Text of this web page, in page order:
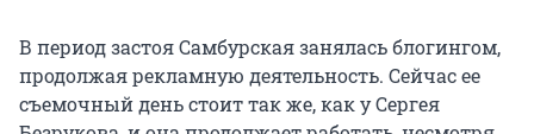
В период застоя Самбурская занялась блогингом,
продолжая рекламную деятельность. Сейчас ее
съемочный день стоит так же, как у Сергея